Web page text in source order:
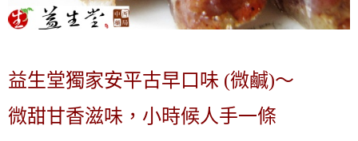
益生堂獨家安平古早口味 (微鹹)～
微甜甘香滋味，小時候人手一條